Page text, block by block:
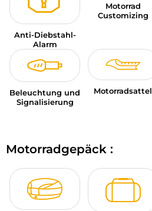
Anti-Diebstahl-
Alarm
Motorrad
Customizing
Beleuchtung und
Signalisierung
Motorradsattel
Motorradgepäck :